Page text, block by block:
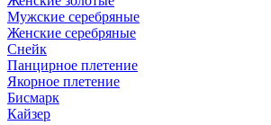
Мужские серебряные
Женские серебряные
Снейк
Панцирное плетение
Якорное плетение
Бисмарк
Кайзер